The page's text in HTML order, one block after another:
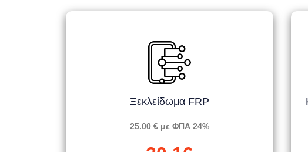
Ξεκλείδωμα FRP
25.00 € με ΦΠΑ 24%